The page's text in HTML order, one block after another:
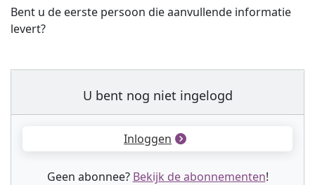
Bent u de eerste persoon die aanvullende informatie
levert?
U bent nog niet ingelogd
Inloggen
Geen abonnee? Bekijk de abonnementen!